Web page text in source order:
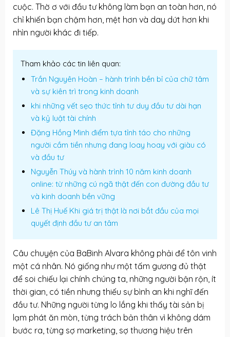
cuộc. Thờ ơ với đầu tư không làm bạn an toàn hơn, nó
chỉ khiến bạn chậm hơn, mệt hơn và day dứt hơn khi
nhìn người khác đi tiếp.
Tham khảo các tin liên quan:
Trần Nguyên Hoàn – hành trình bền bỉ của chữ tâm
và sự kiên trì trong kinh doanh
khi những vết sẹo thức tỉnh tư duy đầu tư dài hạn
và kỷ luật tài chính
Đặng Hồng Minh điểm tựa tỉnh táo cho những
người cầm tiền nhưng đang loay hoay với giàu có
và đầu tư
Nguyễn Thúy và hành trình 10 năm kinh doanh
online: từ những cú ngã thật đến con đường đầu tư
và kinh doanh bền vững
Lê Thị Huế Khi giá trị thật là nơi bắt đầu của mọi
quyết định đầu tư an tâm
Câu chuyện của BaBinh Alvara không phải để tôn vinh
một cá nhân. Nó giống như một tấm gương đủ thật
để soi chiếu lại chính chúng ta, những người bận rộn, ít
thời gian, có tiền nhưng thiếu sự bình an khi nghĩ đến
đầu tư. Những người từng lo lắng khi thấy tài sản bị
lạm phát ăn mòn, từng trách bản thân vì không dám
bước ra, từng sợ marketing, sợ thương hiệu trên